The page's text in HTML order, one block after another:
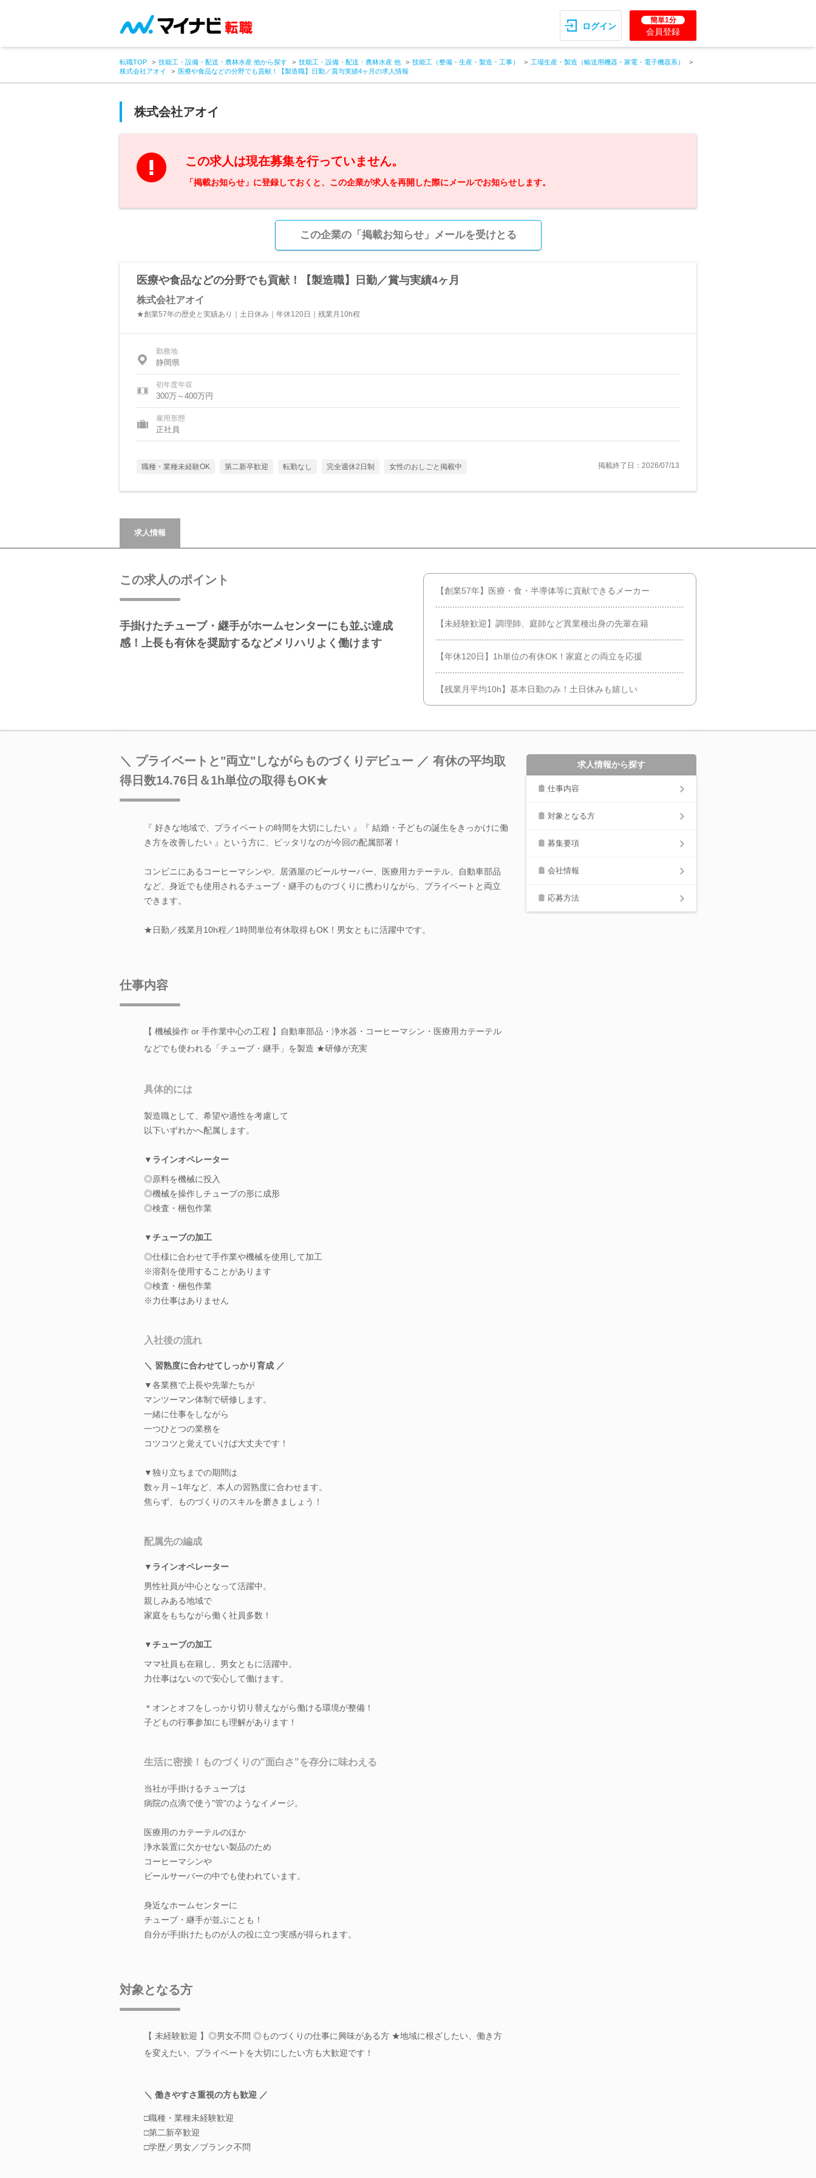
ログイン
簡単1分
会員登録
転職TOP 技能工・設備・配送・農林水産 他から探す 技能工・設備・配送・農林水産 他 技能工（整備・生産・製造・工事）
工場生産・製造（輸送用機器・家電・電子機器系）
株式会社アオイ
医療や食品などの分野でも貢献！【製造職】日勤／賞与実績4ヶ月の求人情報
株式会社アオイ
この求人は現在募集を行っていません。
「掲載お知らせ」に登録しておくと、この企業が求人を再開した際にメールでお知らせします。
この企業の「掲載お知らせ」メールを受けとる
医療や食品などの分野でも貢献！【製造職】日勤／賞与実績4ヶ月
株式会社アオイ
★創業57年の歴史と実績あり｜土日休み｜年休120日｜残業月10h程
勤務地
静岡県
初年度年収
300万～400万円
雇用形態
正社員
職種・業種未経験OK 第二新卒歓迎 転勤なし 完全週休2日制 女性のおしごと掲載中 掲載終了日：2026/07/13
求人情報
この求人のポイント
手掛けたチューブ・継手がホームセンターにも並ぶ達成
感！上長も有休を奨励するなどメリハリよく働けます
【創業57年】医療・食・半導体等に貢献できるメーカー
【未経験歓迎】調理師、庭師など異業種出身の先輩在籍
【年休120日】1h単位の有休OK！家庭との両立を応援
【残業月平均10h】基本日勤のみ！土日休みも嬉しい
＼ プライベートと"両立"しながらものづくりデビュー ／ 有休の平均取
得日数14.76日＆1h単位の取得もOK★
『 好きな地域で、プライベートの時間を大切にしたい 』『 結婚・子どもの誕生をきっかけに働
き方を改善したい 』という方に、ピッタリなのが今回の配属部署！
コンビニにあるコーヒーマシンや、居酒屋のビールサーバー、医療用カテーテル、自動車部品
など、身近でも使用されるチューブ・継手のものづくりに携わりながら、プライベートと両立
できます。
★日勤／残業月10h程／1時間単位有休取得もOK！男女ともに活躍中です。
仕事内容
【 機械操作 or 手作業中心の工程 】自動車部品・浄水器・コーヒーマシン・医療用カテーテル
などでも使われる「チューブ・継手」を製造 ★研修が充実
具体的には
製造職として、希望や適性を考慮して
以下いずれかへ配属します。
▼ラインオペレーター
◎原料を機械に投入
◎機械を操作しチューブの形に成形
◎検査・梱包作業
▼チューブの加工
◎仕様に合わせて手作業や機械を使用して加工
※溶剤を使用することがあります
◎検査・梱包作業
※力仕事はありません
入社後の流れ
＼ 習熟度に合わせてしっかり育成 ／
▼各業務で上長や先輩たちが
マンツーマン体制で研修します。
一緒に仕事をしながら
一つひとつの業務を
コツコツと覚えていけば大丈夫です！
▼独り立ちまでの期間は
数ヶ月～1年など、本人の習熟度に合わせます。
焦らず、ものづくりのスキルを磨きましょう！
配属先の編成
▼ラインオペレーター
男性社員が中心となって活躍中。
親しみある地域で
家庭をもちながら働く社員多数！
▼チューブの加工
ママ社員も在籍し、男女ともに活躍中。
力仕事はないので安心して働けます。
＊オンとオフをしっかり切り替えながら働ける環境が整備！
子どもの行事参加にも理解があります！
生活に密接！ものづくりの"面白さ"を存分に味わえる
当社が手掛けるチューブは
病院の点滴で使う"管"のようなイメージ。
医療用のカテーテルのほか
浄水装置に欠かせない製品のため
コーヒーマシンや
ビールサーバーの中でも使われています。
身近なホームセンターに
チューブ・継手が並ぶことも！
自分が手掛けたものが人の役に立つ実感が得られます。
対象となる方
【 未経験歓迎 】◎男女不問 ◎ものづくりの仕事に興味がある方 ★地域に根ざしたい、働き方
を変えたい、プライベートを大切にしたい方も大歓迎です！
＼ 働きやすさ重視の方も歓迎 ／
□職種・業種未経験歓迎
□第二新卒歓迎
□学歴／男女／ブランク不問
求人情報から探す
仕事内容
対象となる方
募集要項
会社情報
応募方法